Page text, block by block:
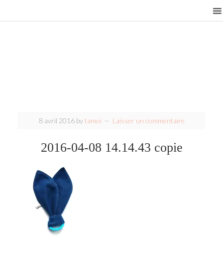
8 avril 2016bytamoi Laisser un commentaire
2016-04-08 14.14.43 copie